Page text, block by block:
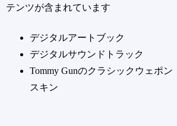
テンツが含まれています
デジタルアートブック
デジタルサウンドトラック
Tommy Gunのクラシックウェポン
スキン